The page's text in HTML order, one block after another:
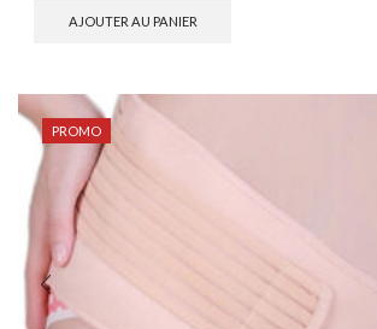
AJOUTER AU PANIER
PROMO